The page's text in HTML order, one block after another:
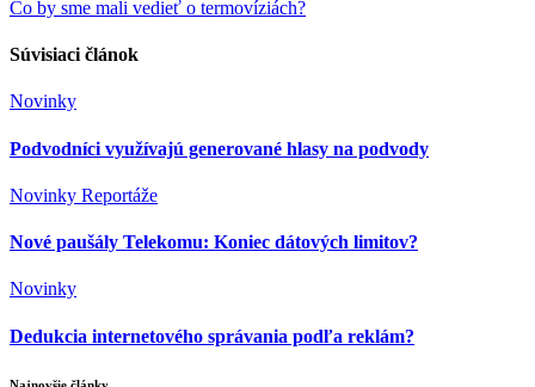
v
článku
Čo by sme mali vedieť o termovíziách?
Súvisiaci článok
Novinky
Podvodníci využívajú generované hlasy na podvody
Novinky Reportáže
Nové paušály Telekomu: Koniec dátových limitov?
Novinky
Dedukcia internetového správania podľa reklám?